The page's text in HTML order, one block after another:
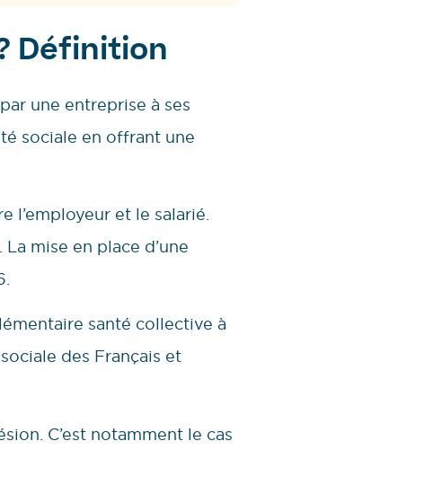
Définition
une entreprise à ses
sociale en offrant une
l’employeur et le salarié.
mise en place d’une
santé collective à
des Français et
C’est notamment le cas